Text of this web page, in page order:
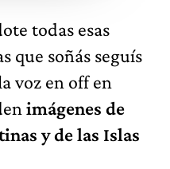
todas esas
que soñás seguís
voz en off en
imágenes de
y de las Islas